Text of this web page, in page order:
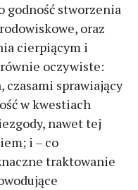
godność stworzenia
oraz
cierpiącym i
równie oczywiste:
sprawiający
w kwestiach
nawet tej
i – co
traktowanie